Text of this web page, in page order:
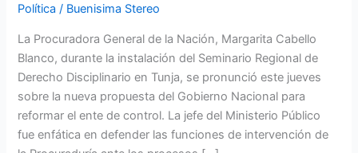
Política / Buenisima Stereo
La Procuradora General de la Nación, Margarita Cabello
Blanco, durante la instalación del Seminario Regional de
Derecho Disciplinario en Tunja, se pronunció este jueves
sobre la nueva propuesta del Gobierno Nacional para
reformar el ente de control. La jefe del Ministerio Público
fue enfática en defender las funciones de intervención de